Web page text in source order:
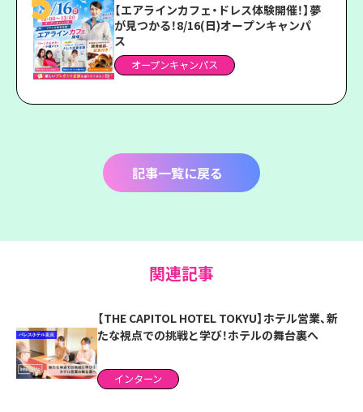
【エアラインカフェ・ドレス体験開催！】夢
が見つかる！8/16(日)オープンキャンパ
ス
オープンキャンパス
記事一覧に戻る
関連記事
【THE CAPITOL HOTEL TOKYU】ホテル営業、新
たな視点での挑戦と学び！ホテルの舞台裏へ
インターン